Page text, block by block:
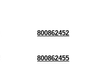
800862452
800862455